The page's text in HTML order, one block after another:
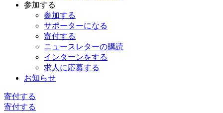
参加する
参加する
サポーターになる
寄付する
ニュースレターの購読
インターンをする
求人に応募する
お知らせ
寄付する
寄付する